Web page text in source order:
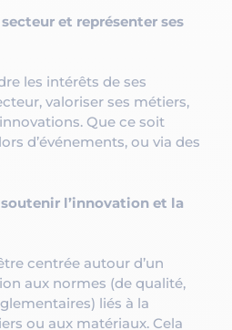
et représenter ses
les intérêts de ses
valoriser ses métiers,
Que ce soit
d’événements, ou via des
l’innovation et la
centrée autour d’un
aux normes (de qualité,
liés à la
ou aux matériaux. Cela